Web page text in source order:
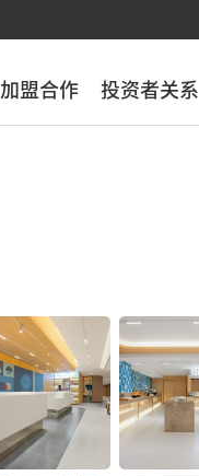
加盟合作 投资者关系
加盟合作 投资者关系